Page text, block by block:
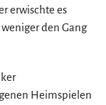
erwischte es
den Gang
Heimspielen